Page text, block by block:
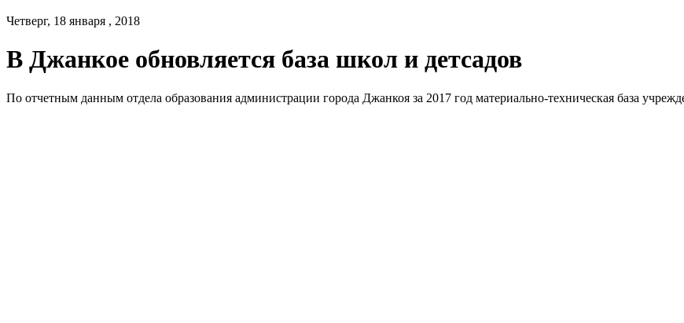
Четверг, 18 января , 2018
В Джанкое обновляется база школ и детсадов
По отчетным данным отдела образования администрации города Джанкоя за 2017 год материально-техническая база